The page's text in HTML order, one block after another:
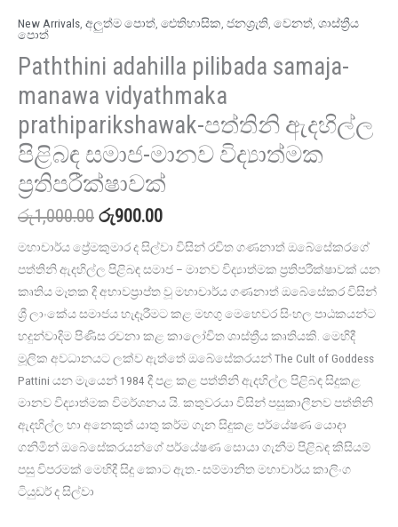
New Arrivals අලුත්ම පොත් ඓතිහාසික ජනශ්‍රැති වෙනත් ශාස්ත්‍රීය
පොත්
Paththini adahilla pilibada samaja-
manawa vidyathmaka
prathiparikshawak-පත්තිනි ඇදහිල්ල
පිළිබඳ සමාජ-මානව විද්‍යාත්මක
ප්‍රතිපරීක්ෂාවක්
රු1,000.00 රු900.00
මහාචාර්ය ප්‍රේමකුමාර ද සිල්වා විසින් රචිත ගණනාත් ඔබේසේකරගේ
පත්තිනි ඇදහිල්ල පිළිබඳ සමාජ – මානව විද්‍යාත්මක ප්‍රතිපරීක්ෂාවක් යන
කෘතිය මෑතක දී අභාවප්‍රාප්ත වූ මහාචාර්ය ගණනාත් ඔබේසේකර විසින්
ශ්‍රී ලාංකේය සමාජය හැදෑරීමට කළ මහගු මෙහෙවර සිංහල පාඨකයන්ට
හදුන්වාදිම පිණිස රචනා කළ කාලෝචිත ශාස්ත්‍රීය කෘතියකි. මෙහිදී
මූලික අවධානයට ලක්ව ඇත්තේ ඔබේසේකරයන් The Cult of Goddess
Pattini යන මැයෙන් 1984 දී පළ කළ පත්තිනි ඇදහිල්ල පිළිබඳ සිදුකළ
මානව විද්‍යාත්මක විමර්ශනය යි. කතුවරයා විසින් පසුකාලීනව පත්තිනි
ඇදහිල්ල හා අනෙකුත් යාතු කර්ම ගැන සිදුකළ පර්යේෂණ යොදා
ගනිමින් ඔබේසේකරයන්ගේ පර්යේෂණ සොයා ගැනීම පිළිබඳ කිසියම්
පසු විපරමක් මෙහිදී සිදු කොට ඇත.- සම්මානිත මහාචාර්ය කාලිංග
ටියුඩර් ද සිල්වා